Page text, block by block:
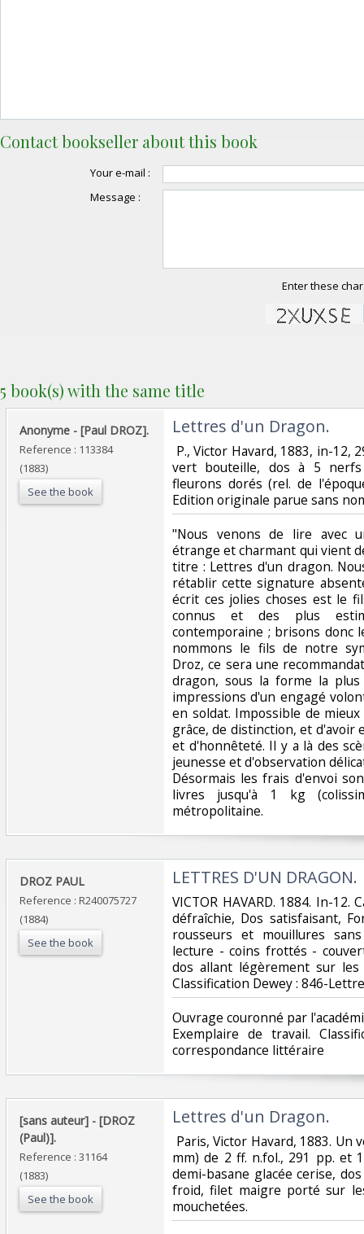
Contact bookseller about this book
Your e-mail :
Message :
Enter these
5 book(s) with the same title
‎Anonyme - [Paul DROZ].‎
Reference : 113384
(1883)
See the book
‎Lettres d'un Dragon.‎
P., Victor Havard, 1883, in-
vert bouteille, dos à 5
fleurons dorés (rel. de
Edition originale parue sans
‎"Nous venons de lire avec
étrange et charmant qui vient
titre : Lettres d'un dragon.
rétablir cette signature
écrit ces jolies choses est le
connus et des plus
contemporaine ; brisons donc
nommons le fils de notre
Droz, ce sera une
dragon, sous la forme la
impressions d'un engagé
en soldat. Impossible de
grâce, de distinction, et
et d'honnêteté. Il y a là des
jeunesse et d'observation
Désormais les frais d'envoi
livres jusqu'à 1 kg
métropolitaine.‎
‎DROZ PAUL‎
Reference : R240075727
(1884)
See the book
‎LETTRES D'UN DRAGON.‎
‎VICTOR HAVARD. 1884. In-12.
défraîchie, Dos satisfaisant,
rousseurs et mouillures
lecture - coins frottés -
dos allant légèrement sur
Classification Dewey : 846-
‎Ouvrage couronné par
Exemplaire de travail.
correspondance littéraire‎
‎[sans auteur] - [DROZ
(Paul)].‎
Reference : 31164
(1883)
See the book
‎Lettres d'un Dragon.‎
Paris, Victor Havard, 1883.
mm) de 2 ff. n.fol., 291 pp. et
demi-basane glacée cerise,
froid, filet maigre porté sur
mouchetées.‎